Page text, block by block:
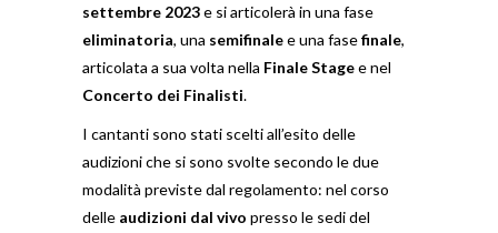
settembre 2023e si articolerà in una fase
eliminatoria, una semifinalee una fasefinale,
articolata a sua volta nella Finale Stagee nel
Concerto dei Finalisti.
I cantanti sono stati scelti all’esito delle
audizioni che si sono svolte secondo le due
modalità previste dal regolamento: nel corso
delle audizioni dal vivo presso le sedi del